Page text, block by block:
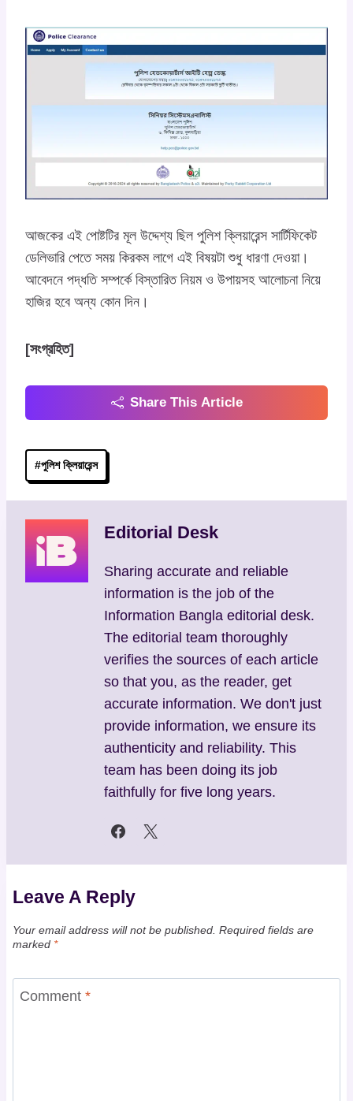
আজকের এই পোষ্টটির মূল উদ্দেশ্য ছিল পুলিশ ক্লিয়ারেন্স সার্টিফিকেট
ডেলিভারি পেতে সময় কিরকম লাগে এই বিষয়টা শুধু ধারণা দেওয়া।
আবেদনে পদ্ধতি সম্পর্কে বিস্তারিত নিয়ম ও উপায়সহ আলোচনা নিয়ে
হাজির হবে অন্য কোন দিন।
[সংগ্রহিত]
Share This Article
Post
Tags:
#পুলিশ ক্লিয়ারেন্স
Editorial Desk
Sharing accurate and reliable
information is the job of the
Information Bangla editorial desk.
The editorial team thoroughly
verifies the sources of each article
so that you, as the reader, get
accurate information. We don't just
provide information, we ensure its
authenticity and reliability. This
team has been doing its job
faithfully for five long years.
Leave A Reply
Your email address will not be published. Required fields are
marked *
Comment *